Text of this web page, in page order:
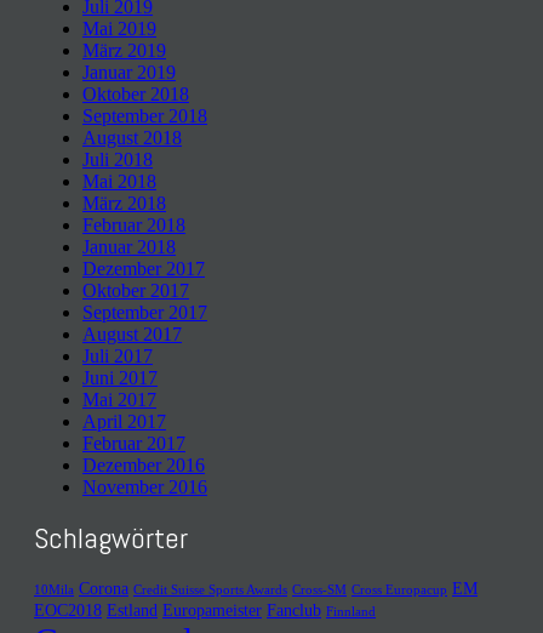
Juli 2019
Mai 2019
März 2019
Januar 2019
Oktober 2018
September 2018
August 2018
Juli 2018
Mai 2018
März 2018
Februar 2018
Januar 2018
Dezember 2017
Oktober 2017
September 2017
August 2017
Juli 2017
Juni 2017
Mai 2017
April 2017
Februar 2017
Dezember 2016
November 2016
Schlagwörter
10Mila Corona Credit Suisse Sports Awards Cross-SM Cross Europacup EM
EOC2018 Estland Europameister Fanclub Finnland